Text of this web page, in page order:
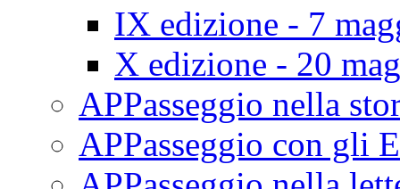
IX edizione - 7
X edizione - 20
APPasseggio nella
APPasseggio con gli